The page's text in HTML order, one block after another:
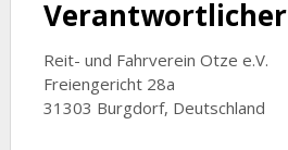
Verantwortlicher
Reit- und Fahrverein Otze e.V.
Freiengericht 28a
31303 Burgdorf, Deutschland